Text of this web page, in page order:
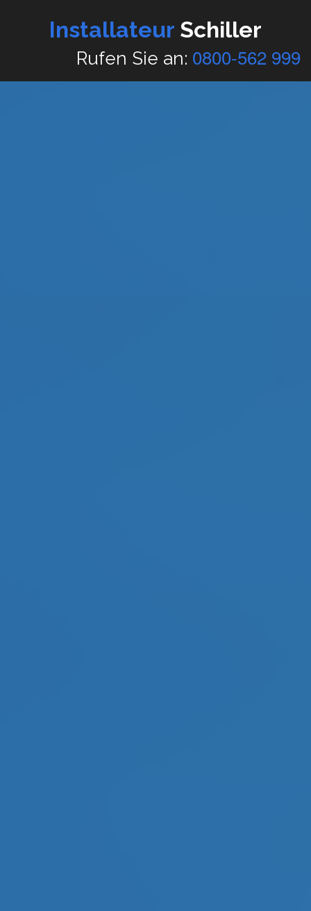
Installateur Schiller
Rufen Sie an: 0800-562 999